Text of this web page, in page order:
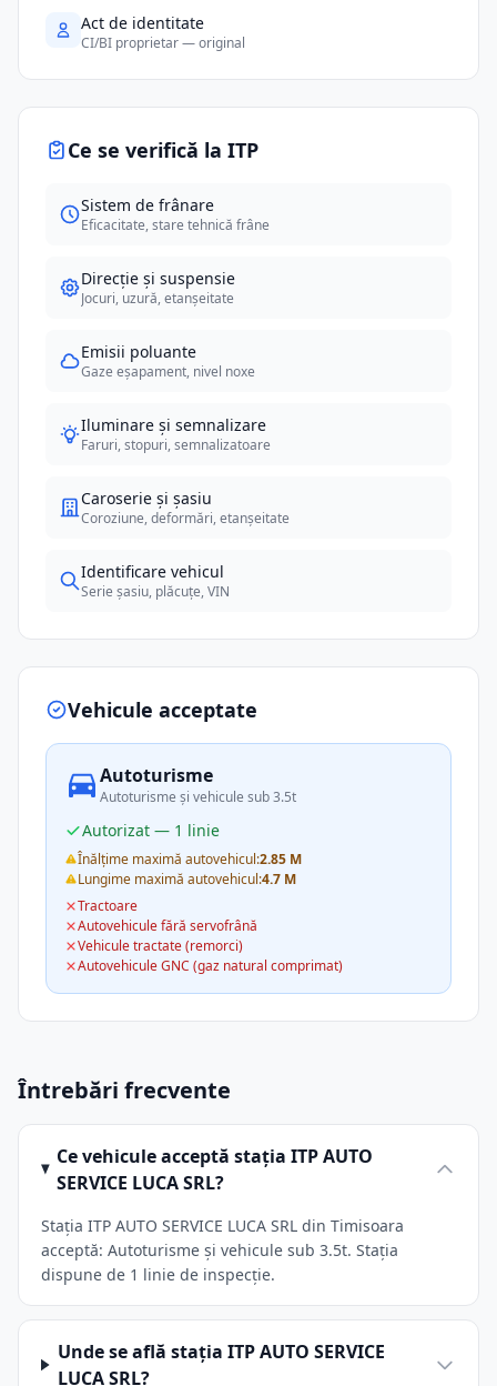
Act de identitate
CI/BI proprietar — original
Ce se verifică la ITP
Sistem de frânare
Eficacitate, stare tehnică frâne
Direcție și suspensie
Jocuri, uzură, etanșeitate
Emisii poluante
Gaze eșapament, nivel noxe
Iluminare și semnalizare
Faruri, stopuri, semnalizatoare
Caroserie și șasiu
Coroziune, deformări, etanșeitate
Identificare vehicul
Serie șasiu, plăcuțe, VIN
Vehicule acceptate
Autoturisme
Autoturisme și vehicule sub 3.5t
Autorizat — 1 linie
Înălțime maximă autovehicul:2.85 M
Lungime maximă autovehicul:4.7 M
Tractoare
Autovehicule fără servofrână
Vehicule tractate (remorci)
Autovehicule GNC (gaz natural comprimat)
Întrebări frecvente
Ce vehicule acceptă stația ITP AUTO
SERVICE LUCA SRL?
Stația ITP AUTO SERVICE LUCA SRL din Timisoara
acceptă: Autoturisme și vehicule sub 3.5t. Stația
dispune de 1 linie de inspecție.
Unde se află stația ITP AUTO SERVICE
LUCA SRL?